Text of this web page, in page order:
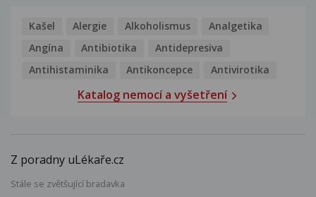
Kašel Alergie Alkoholismus
Analgetika
Angína
Antibiotika
Antidepresiva
Antihistaminika
Antikoncepce Antivirotika
Katalog nemocí a vyšetření
Z poradny uLékaře.cz
Stále se zvětšující bradavka